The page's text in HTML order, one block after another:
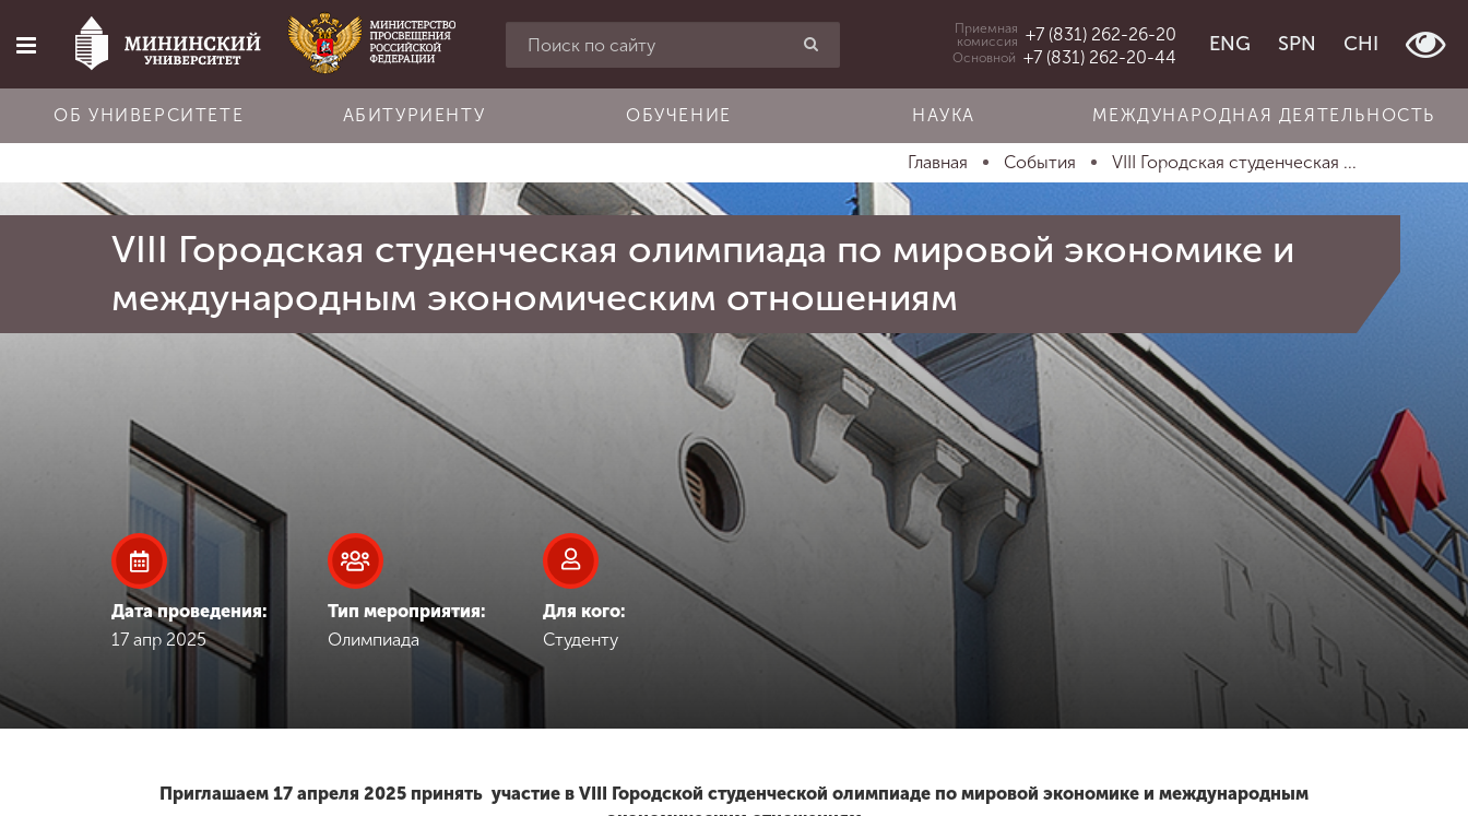
Главная
Об университете
Наука
Международная
деятельность
Другие виды
деятельности
Студенческая
жизнь
Сведения об
Приемная
комиссия +7 (831) 262-26-20
Основной +7 (831) 262-20-44
ENG SPN CHI
ОБ УНИВЕРСИТЕТЕ АБИТУРИЕНТУ ОБУЧЕНИЕ НАУКА МЕЖДУНАРОДНАЯ ДЕЯТЕЛЬНОСТЬ
Главная События VIII Городская студенческая ...
VIII Городская студенческая олимпиада по мировой экономике и
международным экономическим отношениям
Дата проведения:
17 апр 2025
Тип мероприятия:
Олимпиада
Для кого:
Студенту
Приглашаем 17 апреля 2025 принять участие в VIII Городской студенческой олимпиаде по мировой экономике и международным